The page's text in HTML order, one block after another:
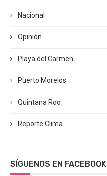
Nacional
Opinión
Playa del Carmen
Puerto Morelos
Quintana Roo
Reporte Clima
SÍGUENOS EN FACEBOOK